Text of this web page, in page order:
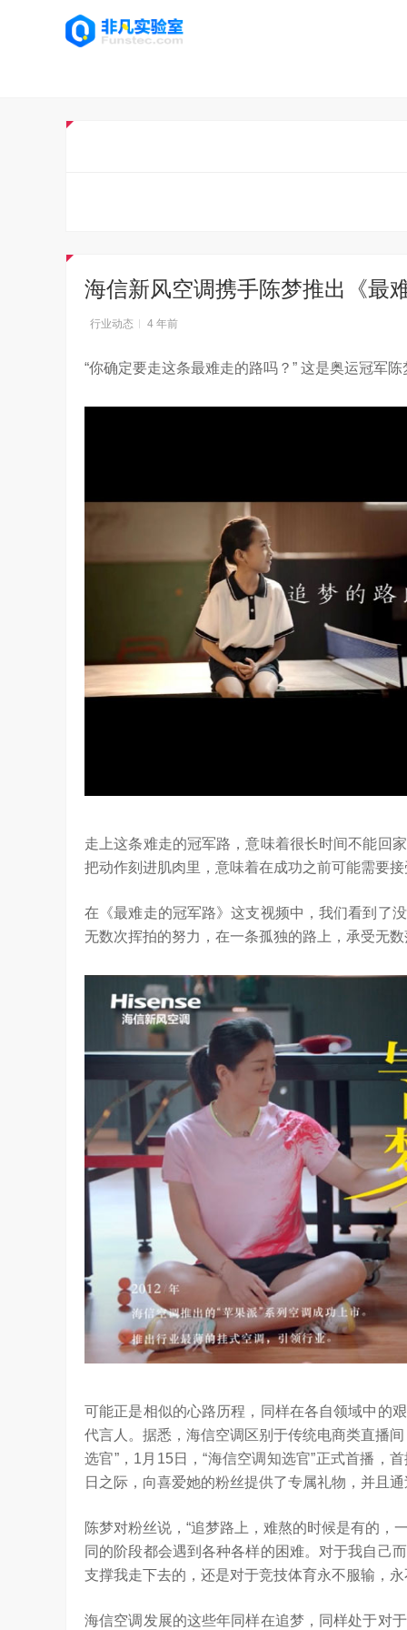
海信新风空调携手陈梦推出《最
行业动态 4 年前
“你确定要走这条最难走的路吗？” 这是奥运冠军
走上这条难走的冠军路，意味着很长时间不能回
把动作刻进肌肉里，意味着在成功之前可能需要
在《最难走的冠军路》这支视频中，我们看到了
无数次挥拍的努力，在一条孤独的路上，承受无
可能正是相似的心路历程，同样在各自领域中的
代言人。据悉，海信空调区别于传统电商类直播
选官”，1月15日，“海信空调知选官”正式首播，
日之际，向喜爱她的粉丝提供了专属礼物，并且
陈梦对粉丝说，“追梦路上，难熬的时候是有的
同的阶段都会遇到各种各样的困难。对于我自己
支撑我走下去的，还是对于竞技体育永不服输，
海信空调发展的这些年同样在追梦，同样处于对
在YC Startup School 2026
2026年，AI Agent正在完成从“问答工具”到“任
进化。当技术实现从“能听会给答案”…